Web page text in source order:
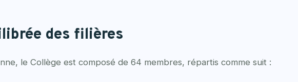
des filières
le Collège est composé de 64 membres, répartis comme suit :